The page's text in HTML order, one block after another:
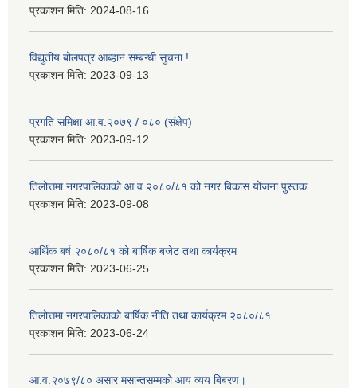
प्रकाशन मिति: 2024-08-16
विद्युतीय बोलपत्र आब्हान सम्बन्धी सुचना !
प्रकाशन मिति: 2023-09-13
प्रगति समिक्षा आ.व.२०७९ / ०८० (संक्षेप)
प्रकाशन मिति: 2023-09-12
तिलोत्तमा नगरपालिकाको आ.व.२०८०/८१ को नगर बिकास योजना पुस्तक
प्रकाशन मिति: 2023-09-08
आर्थिक बर्ष २०८०/८१ को बार्षिक बजेट तथा कार्यक्रम
प्रकाशन मिति: 2023-06-25
तिलोत्तमा नगरपालिकाको बार्षिक नीति तथा कार्यक्रम २०८०/८१
प्रकाशन मिति: 2023-06-24
आ.व.२०७९/८० असार मसान्तसम्मको आय व्यय बिबरण।